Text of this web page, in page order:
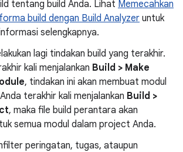
tentang build Anda. Lihat Memecahkan
build dengan Build Analyzer untuk
selengkapnya.
lagi tindakan build yang terakhir.
kali menjalankan Build > Make
, tindakan ini akan membuat modul
terakhir kali menjalankan Build >
, maka file build perantara akan
semua modul dalam project Anda.
peringatan, tugas, ataupun